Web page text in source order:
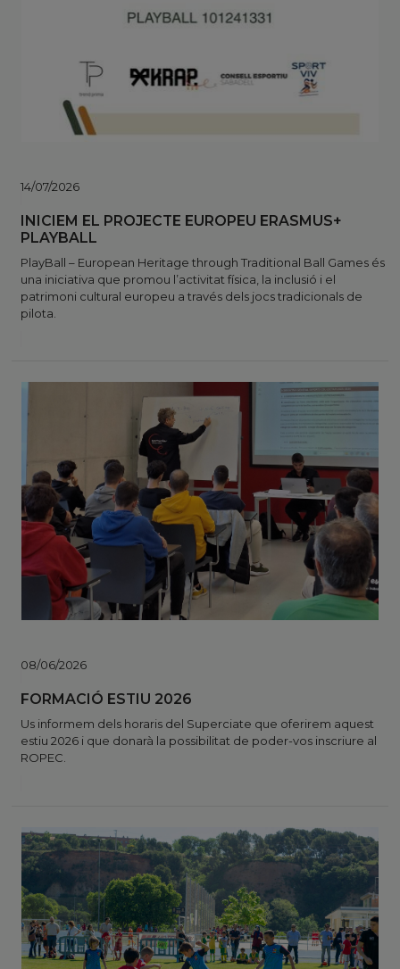
INICIEM EL PROJECTE EUROPEU ERASMUS+
PLAYBALL
PlayBall – European Heritage through Traditional Ball Games és
una iniciativa que promou l’activitat física, la inclusió i el
patrimoni cultural europeu a través dels jocs tradicionals de
pilota.
14/07/2026
FORMACIÓ ESTIU 2026
Us informem dels horaris del Superciate que oferirem aquest
estiu 2026 i que donarà la possibilitat de poder-vos inscriure al
ROPEC.
08/06/2026